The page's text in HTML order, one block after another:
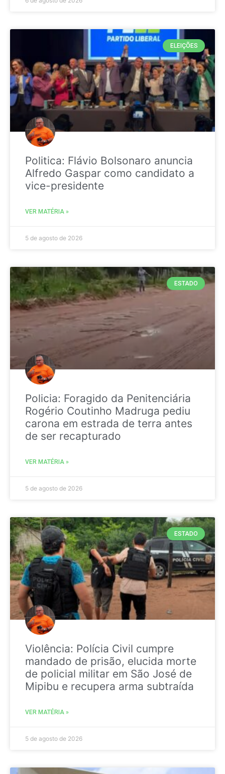
ELEIÇÕES
Politica: Flávio Bolsonaro anuncia
Alfredo Gaspar como candidato a
vice-presidente
VER MATÉRIA »
5 de agosto de 2026
ESTADO
Policia: Foragido da Penitenciária
Rogério Coutinho Madruga pediu
carona em estrada de terra antes
de ser recapturado
VER MATÉRIA »
5 de agosto de 2026
ESTADO
Violência: Polícia Civil cumpre
mandado de prisão, elucida morte
de policial militar em São José de
Mipibu e recupera arma subtraída
VER MATÉRIA »
5 de agosto de 2026